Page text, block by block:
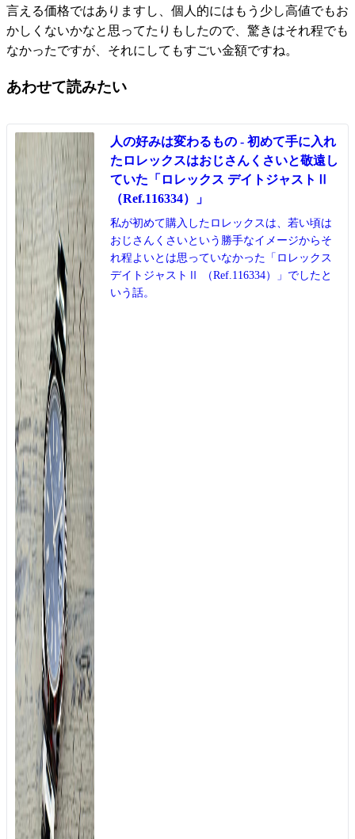
言える価格ではありますし、個人的にはもう少し高値でもお
かしくないかなと思ってたりもしたので、驚きはそれ程でも
なかったですが、それにしてもすごい金額ですね。
あわせて読みたい
人の好みは変わるもの - 初めて手に入れ
たロレックスはおじさんくさいと敬遠し
ていた「ロレックス デイトジャストⅡ
（Ref.116334）」
私が初めて購入したロレックスは、若い頃は
おじさんくさいという勝手なイメージからそ
れ程よいとは思っていなかった「ロレックス
デイトジャストⅡ （Ref.116334）」でしたと
いう話。